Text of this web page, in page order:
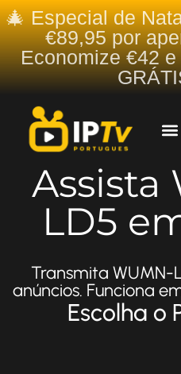
🎄 Especial de
€89,95 por
Economize €42
Assista
LD5
Transmita WUMN-
anúncios. Funciona
Escolha o